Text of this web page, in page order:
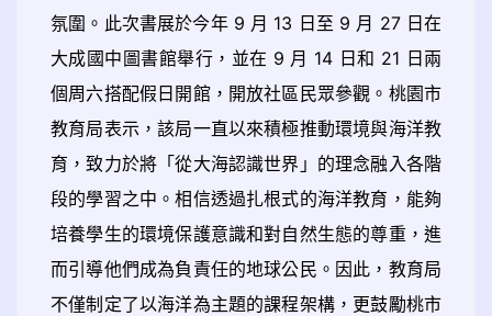
氛圍。此次書展於今年 9 月 13 日至 9 月 27 日在
大成國中圖書館舉行，並在 9 月 14 日和 21 日兩
個周六搭配假日開館，開放社區民眾參觀。桃園市
教育局表示，該局一直以來積極推動環境與海洋教
育，致力於將「從大海認識世界」的理念融入各階
段的學習之中。相信透過扎根式的海洋教育，能夠
培養學生的環境保護意識和對自然生態的尊重，進
而引導他們成為負責任的地球公民。因此，教育局
不僅制定了以海洋為主題的課程架構，更鼓勵桃市